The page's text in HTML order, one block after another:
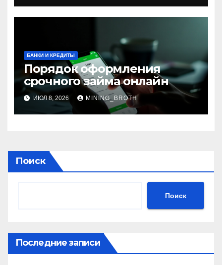
БАНКИ И КРЕДИТЫ
Порядок оформления
срочного займа онлайн
ИЮЛ 8, 2026 MINING_BROTH
Поиск
Поиск
Последние записи